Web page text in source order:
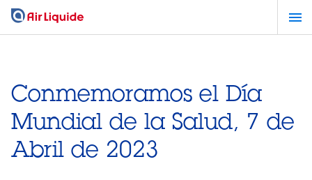
Pasar
Conmemoramos el Día
Mundial de la Salud, 7 de
Abril de 2023